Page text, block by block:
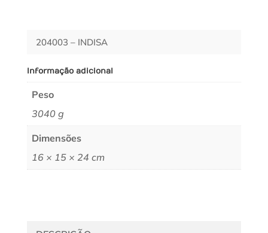
204003 – INDISA
Informação adicional
Peso
3040 g
Dimensões
16 × 15 × 24 cm